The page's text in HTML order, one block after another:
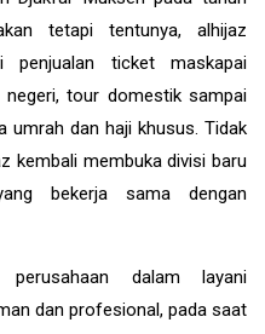
tetapi tentunya, alhijaz
penjualan ticket maskapai
tour domestik sampai
umrah dan haji khusus. Tidak
kembali membuka divisi baru
bekerja sama dengan
dalam layani
dan profesional, pada saat